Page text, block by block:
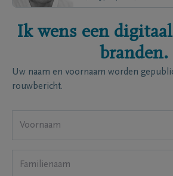
Ik wens een
branden.
Uw naam en voornaam worden
rouwbericht.